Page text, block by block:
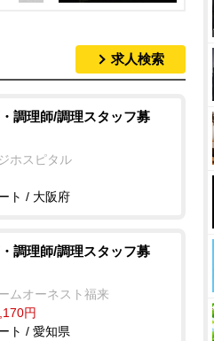
求人検索
調理師/調理スタッフ募
ホスピタル
ト / 大阪府
調理師/調理スタッフ募
ムオーネスト福来
円
ト / 愛知県